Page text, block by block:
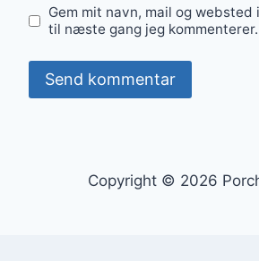
Gem mit navn, mail og
til næste gang jeg kommenterer.
Copyright © 2026